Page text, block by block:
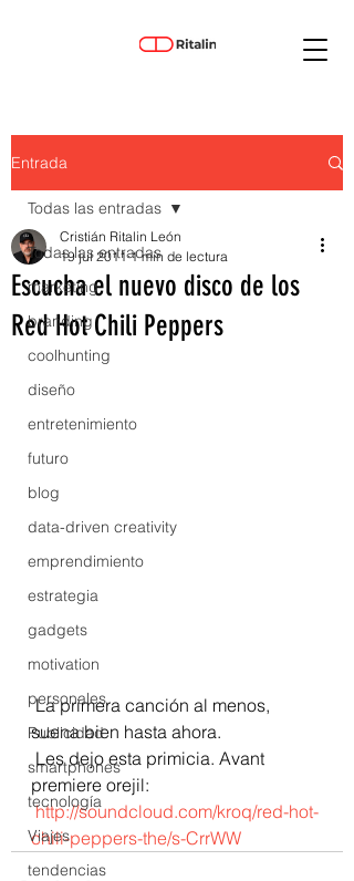
Entrada
Todas las entradas
marketing
branding
coolhunting
diseño
entretenimiento
futuro
blog
data-driven creativity
emprendimiento
estrategia
gadgets
motivation
personales
Publicidad
smartphones
tecnología
Viajes
tendencias
Todas las entradas
Escucha el nuevo disco de los
Red Hot Chili Peppers
Cristián Ritalin León
19 jul 2011 1 min de lectura
La primera canción al menos,
suena bien hasta ahora.
Les dejo esta primicia. Avant
premiere orejil:
http://soundcloud.com/kroq/red-hot-
chili-peppers-the/s-CrrWW